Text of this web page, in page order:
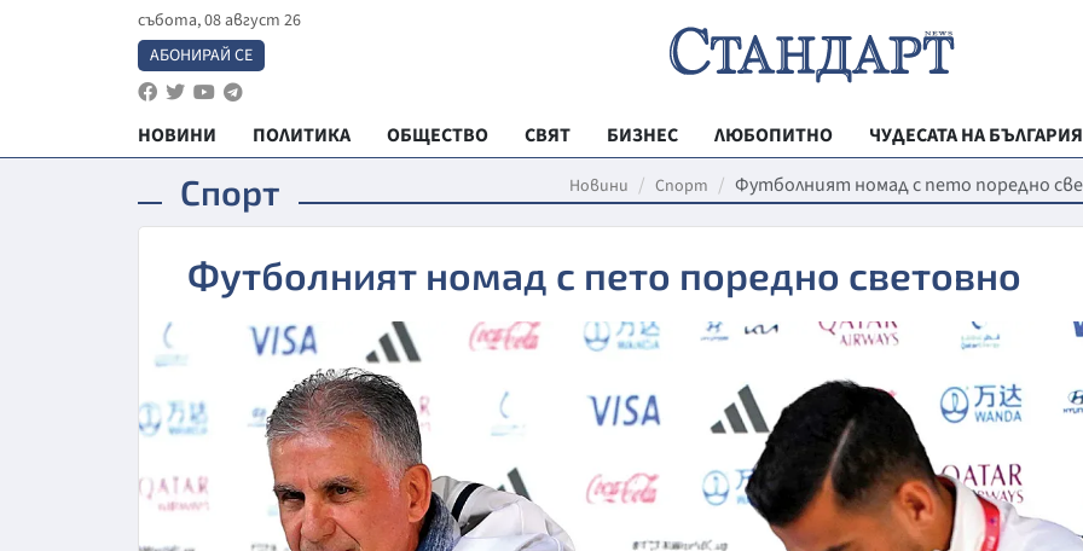
събота, 08 август 26
АБОНИРАЙ СЕ
НОВИНИ ПОЛИТИКА ОБЩЕСТВО СВЯТ БИЗНЕС ЛЮБОПИТНО
ЧУДЕСАТА НА БЪЛГАРИЯ
РЕГИОНАЛНИ
ВЕСТНИК
МЛАДЕЖКА
МОЯТ ГРАД
ДА!НА
ДА! НА
Спорт Новини Спорт Футболният номад с пето поредно
Футболният номад с пето поредно световно